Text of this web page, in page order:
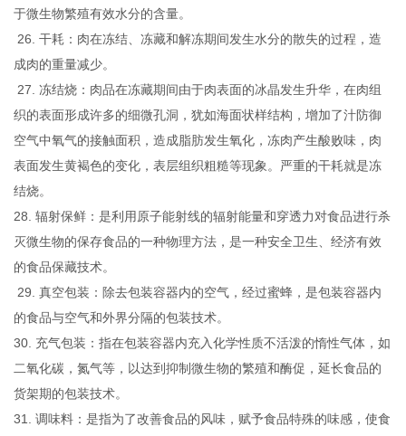
于微生物繁殖有效水分的含量。
26. 干耗：肉在冻结、冻藏和解冻期间发生水分的散失的过程，造
成肉的重量减少。
27. 冻结烧：肉品在冻藏期间由于肉表面的冰晶发生升华，在肉组
织的表面形成许多的细微孔洞，犹如海面状样结构，增加了汁防御
空气中氧气的接触面积，造成脂肪发生氧化，冻肉产生酸败味，肉
表面发生黄褐色的变化，表层组织粗糙等现象。严重的干耗就是冻
结烧。
28. 辐射保鲜：是利用原子能射线的辐射能量和穿透力对食品进行杀
灭微生物的保存食品的一种物理方法，是一种安全卫生、经济有效
的食品保藏技术。
29. 真空包装：除去包装容器内的空气，经过蜜蜂，是包装容器内
的食品与空气和外界分隔的包装技术。
30. 充气包装：指在包装容器内充入化学性质不活泼的惰性气体，如
二氧化碳，氮气等，以达到抑制微生物的繁殖和酶促，延长食品的
货架期的包装技术。
31. 调味料：是指为了改善食品的风味，赋予食品特殊的味感，使食